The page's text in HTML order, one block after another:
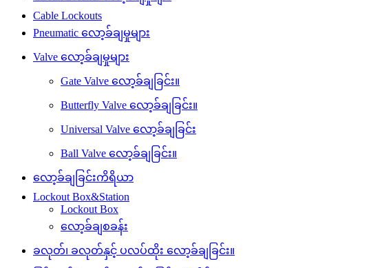
Cable Lockouts
Pneumatic လော့ခ်ချမှုများ
Valve လော့ခ်ချမှုများ
Gate Valve လော့ခ်ချခြင်း။
Butterfly Valve လော့ခ်ချခြင်း။
Universal Valve လော့ခ်ချခြင်း
Ball Valve လော့ခ်ချခြင်း။
လော့ခ်ချခြင်းကိရိယာ
Lockout Box&Station
Lockout Box
လော့ခ်ချစခန်း
ခလုတ်၊ ခလုတ်နှင့် ပလပ်ထိုး လော့ခ်ချခြင်း။